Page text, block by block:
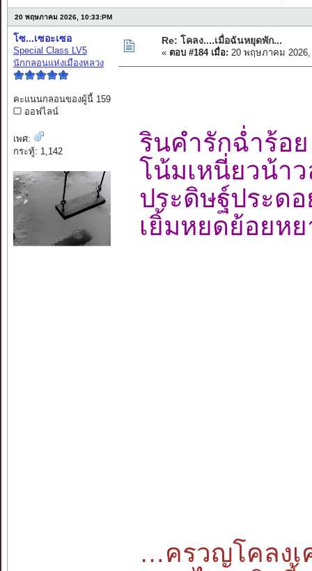
20 พฤษภาคม 2026, 10:33:PM
โซ...เซอะเซอ
Special Class LV5
นักกลอนแห่งเมืองหลวง
คะแนนกลอนของผู้นี้ 159
ออฟไลน์
เพศ:
กระทู้: 1,142
Re: โคลง....เมื่อฉันหยุดพัก...
« ตอบ #184 เมื่อ: 20 พฤษภาคม 2026,
รินคำรักฉ่ำร้
โน้มเหนี่ยวน้า
ประดิษฐ์ประด
เยิ้มหยดย้อยห
…ครวญโคลงเ